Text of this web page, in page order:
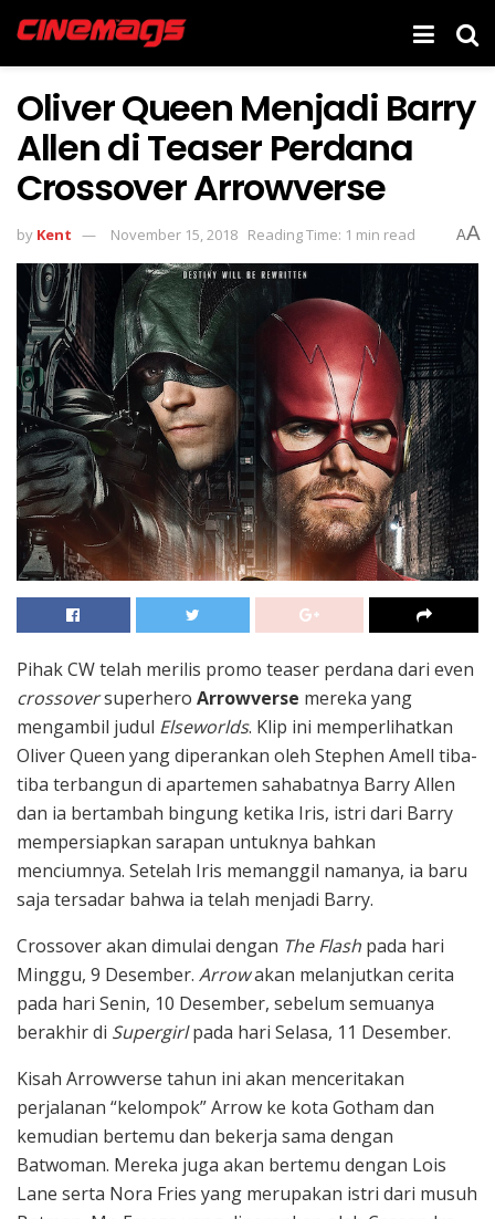
Oliver Queen Menjadi Barry
Allen di Teaser Perdana
Crossover Arrowverse
by Kent November 15, 2018 Reading Time: 1 min read AA
Pihak CW telah merilis promo teaser perdana dari even
crossoversuperhero Arrowverse mereka yang
mengambil judul Elseworlds. Klip ini memperlihatkan
Oliver Queen yang diperankan oleh Stephen Amell tiba-
tiba terbangun di apartemen sahabatnya Barry Allen
dan ia bertambah bingung ketika Iris, istri dari Barry
mempersiapkan sarapan untuknya bahkan
menciumnya. Setelah Iris memanggil namanya, ia baru
saja tersadar bahwa ia telah menjadi Barry.
Crossover akan dimulai dengan The Flash pada hari
Minggu, 9 Desember. Arrowakan melanjutkan cerita
pada hari Senin, 10 Desember, sebelum semuanya
berakhir di Supergirlpada hari Selasa, 11 Desember.
Kisah Arrowverse tahun ini akan menceritakan
perjalanan “kelompok” Arrow ke kota Gotham dan
kemudian bertemu dan bekerja sama dengan
Batwoman. Mereka juga akan bertemu dengan Lois
Lane serta Nora Fries yang merupakan istri dari musuh